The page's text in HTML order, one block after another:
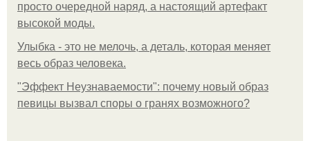
просто очередной наряд, а настоящий артефакт
высокой моды.
Улыбка - это не мелочь, а деталь, которая меняет
весь образ человека.
"Эффект Неузнаваемости": почему новый образ
певицы вызвал споры о гранях возможного?